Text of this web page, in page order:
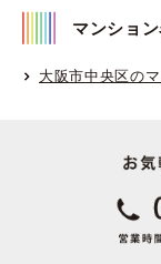
マンショ
大阪市中央区の